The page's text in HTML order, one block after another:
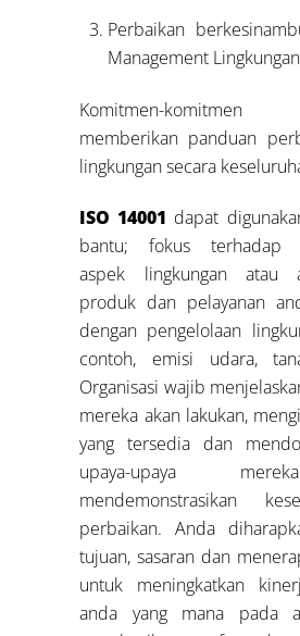
Perbaikan
Management Lingkungan
Komitmen-
memberikan panduan
lingkungan secara
ISO 14001 dapat
bantu; fokus terhadap
aspek lingkungan atau
produk dan pelayanan
dengan pengelolaan
contoh, emisi udara,
Organisasi wajib
mereka akan lakukan,
yang tersedia dan
upaya-upaya
mendemonstrasikan
perbaikan. Anda
tujuan, sasaran dan
untuk meningkatkan
anda yang mana pada